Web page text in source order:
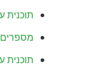
תוכנית
מספרים
תוכנית